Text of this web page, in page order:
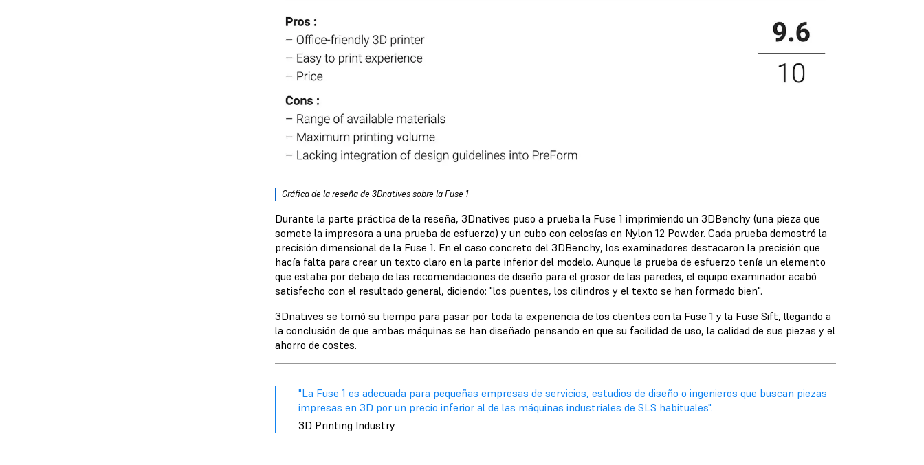
Gráfica de la reseña de 3Dnatives sobre la Fuse 1
Durante la parte práctica de la reseña, 3Dnatives puso a prueba la Fuse 1 imprimiendo un 3DBenchy (una pieza que
somete la impresora a una prueba de esfuerzo) y un cubo con celosías en Nylon 12 Powder. Cada prueba demostró la
precisión dimensional de la Fuse 1. En el caso concreto del 3DBenchy, los examinadores destacaron la precisión que
hacía falta para crear un texto claro en la parte inferior del modelo. Aunque la prueba de esfuerzo tenía un elemento
que estaba por debajo de las recomendaciones de diseño para el grosor de las paredes, el equipo examinador acabó
satisfecho con el resultado general, diciendo: "los puentes, los cilindros y el texto se han formado bien".
3Dnatives se tomó su tiempo para pasar por toda la experiencia de los clientes con la Fuse 1 y la Fuse Sift, llegando a
la conclusión de que ambas máquinas se han diseñado pensando en que su facilidad de uso, la calidad de sus piezas y el
ahorro de costes.
"La Fuse 1 es adecuada para pequeñas empresas de servicios, estudios de diseño o ingenieros que buscan piezas
impresas en 3D por un precio inferior al de las máquinas industriales de SLS habituales".
3D Printing Industry